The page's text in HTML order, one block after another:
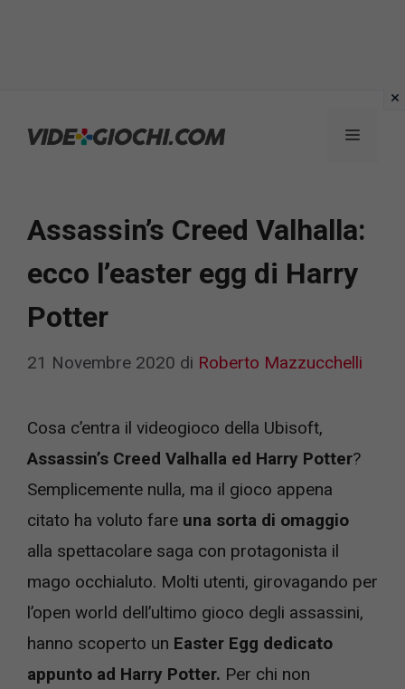
Menu
Assassin’s Creed Valhalla:
ecco l’easter egg di Harry
Potter
21 Novembre 2020 di Roberto Mazzucchelli
Cosa c’entra il videogioco della Ubisoft,
Assassin’s Creed Valhalla ed Harry Potter?
Semplicemente nulla, ma il gioco appena
citato ha voluto fare una sorta di omaggio
alla spettacolare saga con protagonista il
mago occhialuto. Molti utenti, girovagando per
l’open world dell’ultimo gioco degli assassini,
hanno scoperto un Easter Egg dedicato
appunto ad Harry Potter. Per chi non